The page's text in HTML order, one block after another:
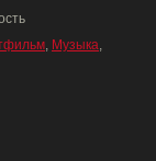
, Музыка,